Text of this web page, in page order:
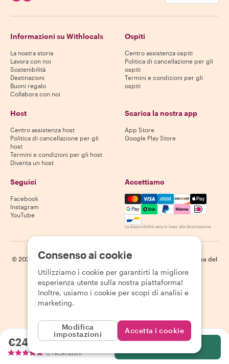
€244.12a persona
0 recensioni
Informazioni su Withlocals
La nostra storia
Lavora con noi
Sostenibilità
Destinazioni
Buoni regalo
Collabora con noi
Ospiti
Centro assistenza ospiti
Politica di cancellazione per gli
ospiti
Termini e condizioni per gli
ospiti
Host
Centro assistenza host
Politica di cancellazione per gli
host
Termini e condizioni per gli host
Diventa un host
Scarica la nostra app
App Store
Google Play Store
Seguici
Facebook
Instagram
YouTube
Accettiamo
Mastercard, Visa, Amex,
La disponibilità varia in base alla destinazione
© 2026 Withlocals.com | Informativa sulla privacy
Mappa del
Consenso ai cookie
Utilizziamo i cookie per garantirti la migliore
esperienza utente sulla nostra piattaforma!
Inoltre, usiamo i cookie per scopi di analisi e
marketing.
Modifica
impostazioni
Accetta i cookie